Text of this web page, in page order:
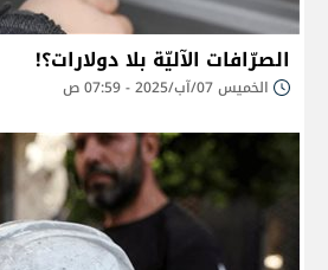
الصرّافات الآليّة بلا دولارات؟!
الخميس 07/آب/2025 - 07:59 ص